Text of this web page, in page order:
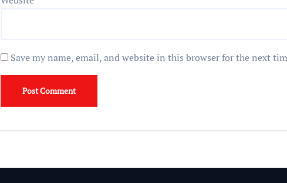
Save my name, email, and website in this browser for the next